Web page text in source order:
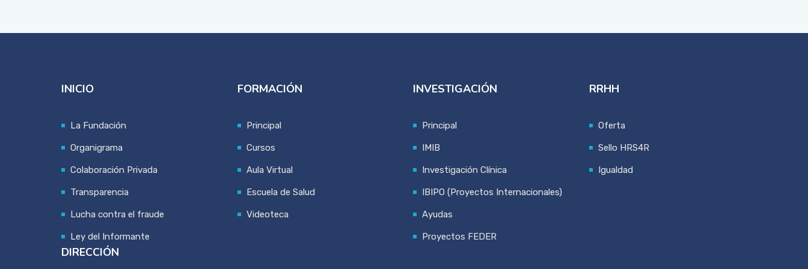
INICIO
La Fundación
Organigrama
Colaboración Privada
Transparencia
Lucha contra el fraude
Ley del Informante
FORMACIÓN
Principal
Cursos
Aula Virtual
Escuela de Salud
Videoteca
INVESTIGACIÓN
Principal
IMIB
Investigación Clínica
IBIPO (Proyectos Internacionales)
Ayudas
Proyectos FEDER
RRHH
Oferta
Sello HRS4R
Igualdad
DIRECCIÓN